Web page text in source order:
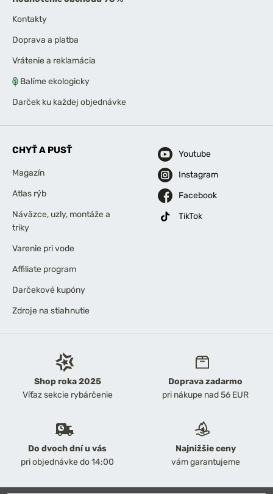
Shop roka 2025
Víťaz sekcie rybárčenie
Doprava zadarmo
pri nákupe nad 56 EUR
Do dvoch dní u vás
pri objednávke do 14:00
Najnižšie ceny
vám garantujeme
Kontakty
Doprava a platba
Vrátenie a reklamácia
Balíme ekologicky
Darček ku každej objednávke
CHYŤ A PUSŤ
Magazín
Atlas rýb
Náväzce, uzly, montáže a
triky
Varenie pri vode
Affiliate program
Darčekové kupóny
Zdroje na stiahnutie
Youtube
Instagram
Facebook
TikTok